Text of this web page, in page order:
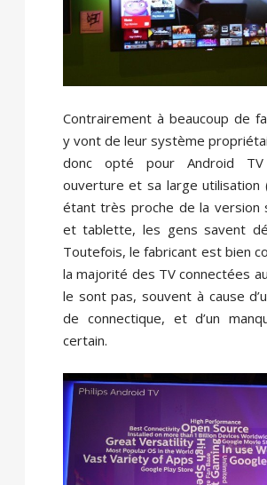
Contrairement à beaucoup de
y vont de leur système
donc opté pour Android
ouverture et sa large utilisation
étant très proche de la version
et tablette, les gens savent
Toutefois, le fabricant est bien
la majorité des TV connectées
le sont pas, souvent à cause
de connectique, et d’un
certain.